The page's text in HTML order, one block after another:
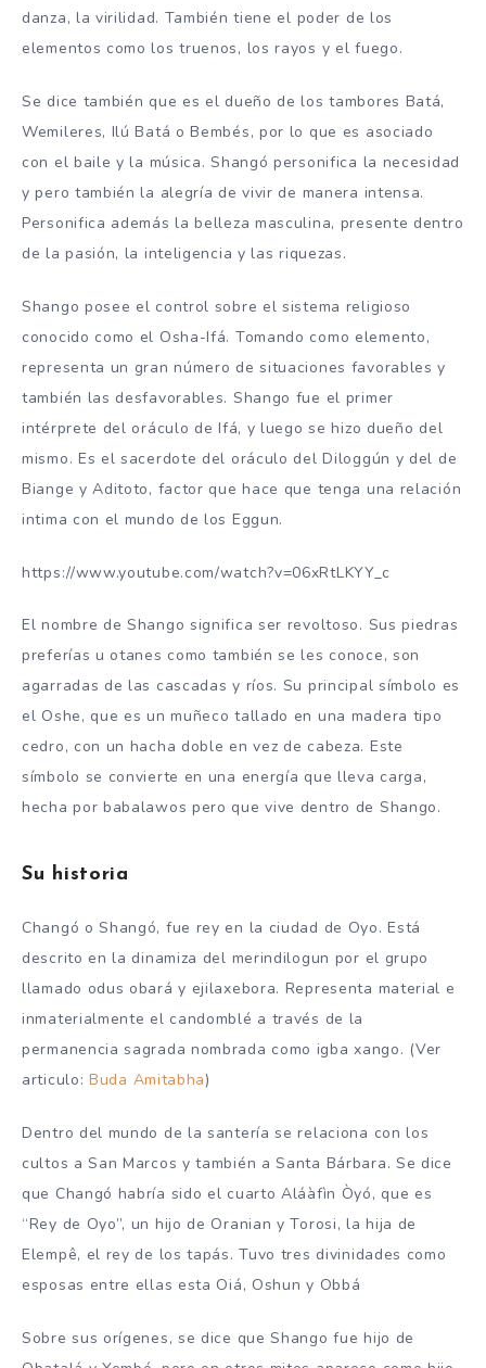
danza, la virilidad. También tiene el poder de los
elementos como los truenos, los rayos y el fuego.
Se dice también que es el dueño de los tambores Batá,
Wemileres, Ilú Batá o Bembés, por lo que es asociado
con el baile y la música. Shangó personifica la necesidad
y pero también la alegría de vivir de manera intensa.
Personifica además la belleza masculina, presente dentro
de la pasión, la inteligencia y las riquezas.
Shango posee el control sobre el sistema religioso
conocido como el Osha-Ifá. Tomando como elemento,
representa un gran número de situaciones favorables y
también las desfavorables. Shango fue el primer
intérprete del oráculo de Ifá, y luego se hizo dueño del
mismo. Es el sacerdote del oráculo del Diloggún y del de
Biange y Aditoto, factor que hace que tenga una relación
intima con el mundo de los Eggun.
https://www.youtube.com/watch?v=06xRtLKYY_c
El nombre de Shango significa ser revoltoso. Sus piedras
preferías u otanes como también se les conoce, son
agarradas de las cascadas y ríos. Su principal símbolo es
el Oshe, que es un muñeco tallado en una madera tipo
cedro, con un hacha doble en vez de cabeza. Este
símbolo se convierte en una energía que lleva carga,
hecha por babalawos pero que vive dentro de Shango.
Su historia
Changó o Shangó, fue rey en la ciudad de Oyo. Está
descrito en la dinamiza del merindilogun por el grupo
llamado odus obará y ejilaxebora. Representa material e
inmaterialmente el candomblé a través de la
permanencia sagrada nombrada como igba xango. (Ver
articulo:Buda Amitabha)
Dentro del mundo de la santería se relaciona con los
cultos a San Marcos y también a Santa Bárbara. Se dice
que Changó habría sido el cuarto Aláàfìn Òyó, que es
“Rey de Oyo”, un hijo de Oranian y Torosi, la hija de
Elempê, el rey de los tapás. Tuvo tres divinidades como
esposas entre ellas esta Oiá, Oshun y Obbá
Sobre sus orígenes, se dice que Shango fue hijo de